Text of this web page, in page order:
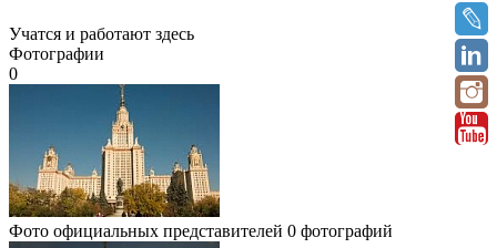
Учатся и работают здесь
Фотографии
0
Фото официальных представителей 0 фотографий